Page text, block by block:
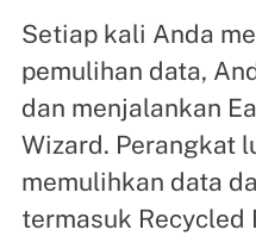
Setiap kali Anda
pemulihan data,
dan menjalankan
Wizard. Perangkat
memulihkan data
termasuk Recycled